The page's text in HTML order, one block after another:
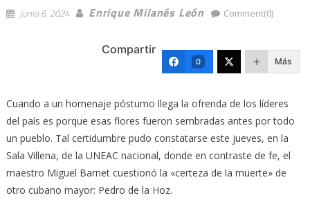
junio 6, 2024 Enrique Milanés León Comment(0)
Compartir
0 Más
Cuando a un homenaje póstumo llega la ofrenda de los líderes
del país es porque esas flores fueron sembradas antes por todo
un pueblo. Tal certidumbre pudo constatarse este jueves, en la
Sala Villena, de la UNEAC nacional, donde en contraste de fe, el
maestro Miguel Barnet cuestionó la «certeza de la muerte» de
otro cubano mayor: Pedro de la Hoz.